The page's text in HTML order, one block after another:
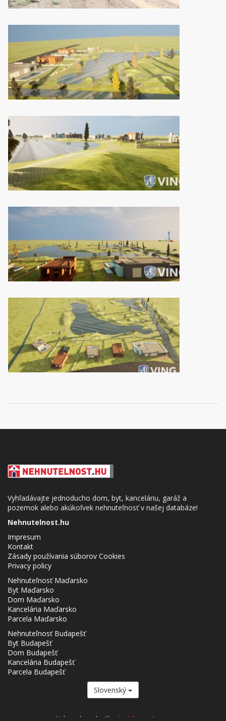
Vyhľadávajte jednoducho dom, byt, kanceláriu, garáž a
pozemok alebo akúkoľvek nehnuteľnosť v našej databáze!
Nehnutelnost.hu
Impresum
Kontakt
Zásady používania súborov Cookies
Privacy policy
Nehnuteľnosť Maďarsko
Byt Maďarsko
Dom Maďarsko
Kancelária Maďarsko
Parcela Maďarsko
Nehnuteľnosť Budapešť
Byt Budapešť
Dom Budapešť
Kancelária Budapešť
Parcela Budapešť
Slovenský
Nehnutelnost.hu člen Real Estate Group.